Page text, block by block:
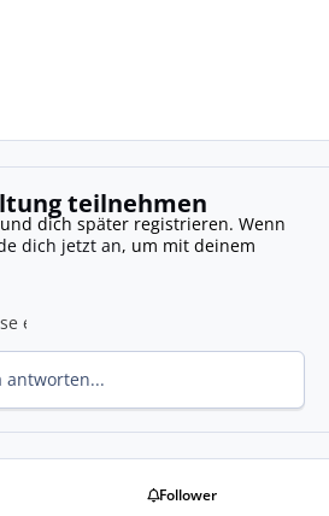
teilnehmen
dich später registrieren. Wenn
dich jetzt an, um mit deinem
antworten...
Follower